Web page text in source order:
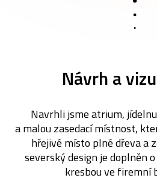
Návrh a
Navrhli jsme atrium,
a malou zasedací místnost,
hřejivé místo plné dřeva a
severský design je doplněn
kresbou ve firemní